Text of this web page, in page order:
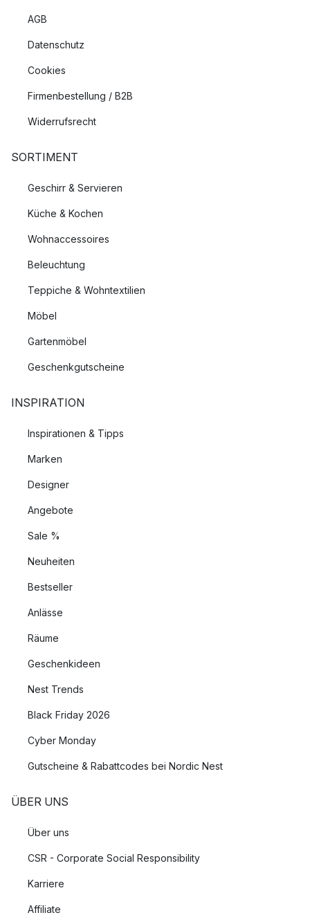
AGB
Datenschutz
Cookies
Firmenbestellung / B2B
Widerrufsrecht
SORTIMENT
Geschirr & Servieren
Küche & Kochen
Wohnaccessoires
Beleuchtung
Teppiche & Wohntextilien
Möbel
Gartenmöbel
Geschenkgutscheine
INSPIRATION
Inspirationen & Tipps
Marken
Designer
Angebote
Sale %
Neuheiten
Bestseller
Anlässe
Räume
Geschenkideen
Nest Trends
Black Friday 2026
Cyber Monday
Gutscheine & Rabattcodes bei Nordic Nest
ÜBER UNS
Über uns
CSR - Corporate Social Responsibility
Karriere
Affiliate